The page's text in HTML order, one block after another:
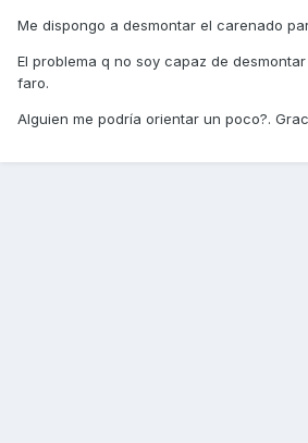
Me dispongo a desmontar el carenado
El problema q no soy capaz de
faro.
Alguien me podría orientar un poco?.